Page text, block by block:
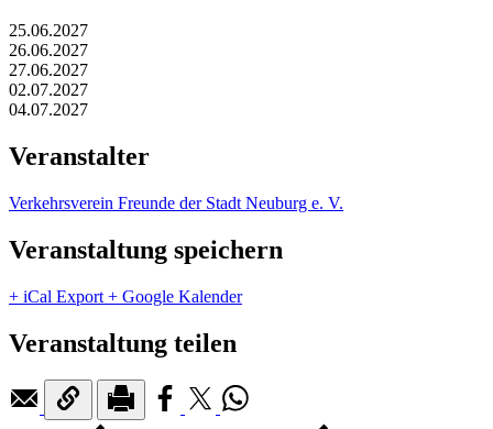
25.06.2027
26.06.2027
27.06.2027
02.07.2027
04.07.2027
Veranstalter
Verkehrsverein Freunde der Stadt Neuburg e. V.
Veranstaltung speichern
+ iCal Export + Google Kalender
Veranstaltung teilen